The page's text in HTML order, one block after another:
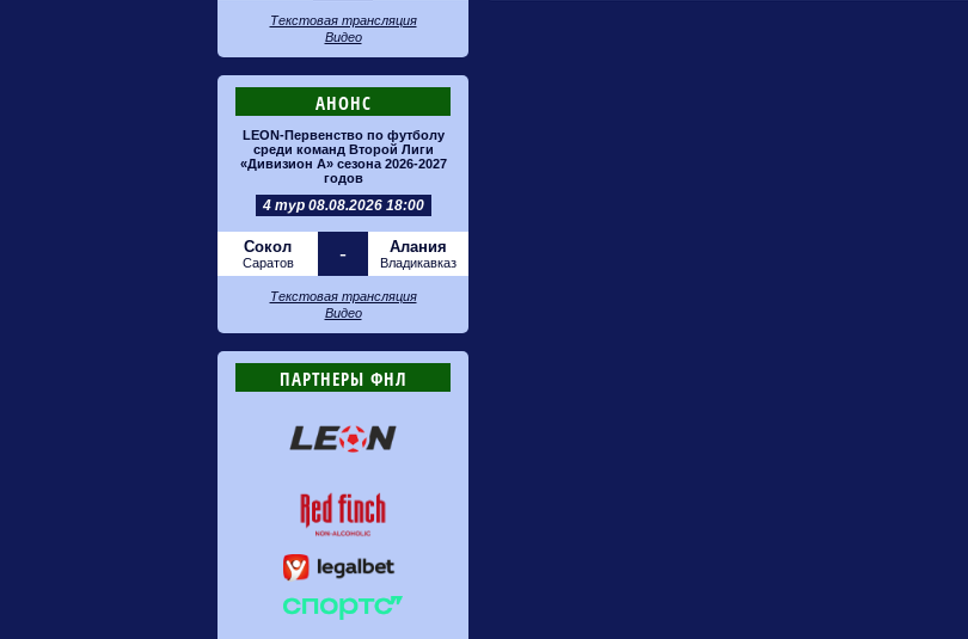
Текстовая трансляция
Видео
АНОНС
LEON-Первенство по футболу
среди команд Второй Лиги
«Дивизион А» сезона 2026-2027
годов
4 тур 08.08.2026 18:00
Сокол
Саратов - Алания
Владикавказ
Текстовая трансляция
Видео
ПАРТНЕРЫ ФНЛ